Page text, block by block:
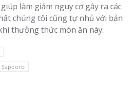
làm giảm nguy cơ gây ra các
chúng tôi cũng tự nhủ với bản
thưởng thức món ăn này.
Sapporo